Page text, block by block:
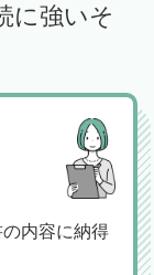
に強いそ
内容に納得